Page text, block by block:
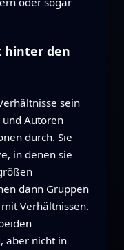
hinter den
sein
Autoren
durch. Sie
in denen sie
dann Gruppen
Verhältnissen.
aber nicht in